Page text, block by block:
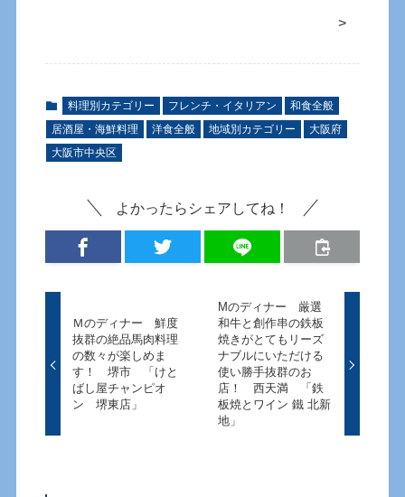
>
料理別カテゴリー フレンチ・イタリアン
和食全般
居酒屋・海鮮料理
洋食全般 地域別カテゴリー
大阪府
大阪市中央区
よかったらシェアしてね！
Ｍのディナー 鮮度
抜群の絶品馬肉料理
の数々が楽しめま
す！ 堺市 「けと
ばし屋チャンピオ
ン 堺東店」
Mのディナー 厳選
和牛と創作串の鉄板
焼きがとてもリーズ
ナブルにいただける
使い勝手抜群のお
店！ 西天満 「鉄
板焼とワイン 鐵 北新
地」